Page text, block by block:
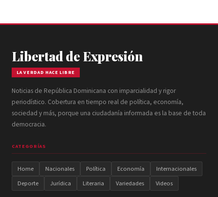
Libertad de Expresión
LA VERDAD HACE LIBRE
Noticias de República Dominicana con imparcialidad y rigor
periodístico. Cobertura en tiempo real de política, economía,
sociedad y más, porque una ciudadanía informada es la base de toda
democracia.
CATEGORÍAS
Home Nacionales Política Economía
Internacionales
Deporte
Jurídica Literaria Variedades Videos